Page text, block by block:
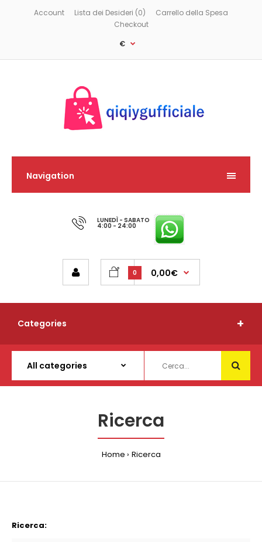
Account Lista dei Desideri (0)
Carrello della Spesa
Checkout
€
Navigation
LUNEDÌ - SABATO
4:00 - 24:00
0 0,00€
Categories
Ricerca
Home Ricerca
Ricerca: